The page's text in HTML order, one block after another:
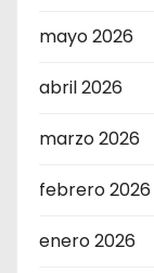
mayo 2026
abril 2026
marzo 2026
febrero 2026
enero 2026